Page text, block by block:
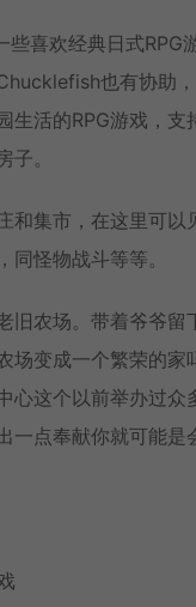
喜欢经典日式
也有协助，
生活的RPG游戏，
。
和集市，在这里可
怪物战斗等等。
旧农场。带着爷爷
场变成一个繁荣的
心这个以前举办过众
一点奉献你就可能是